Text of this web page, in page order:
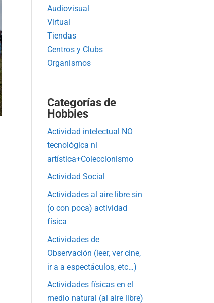
Audiovisual
Virtual
Tiendas
Centros y Clubs
Organismos
Categorías de
Hobbies
Actividad intelectual NO
tecnológica ni
artística+Coleccionismo
Actividad Social
Actividades al aire libre sin
(o con poca) actividad
física
Actividades de
Observación (leer, ver cine,
ir a a espectáculos, etc…)
Actividades físicas en el
medio natural (al aire libre)